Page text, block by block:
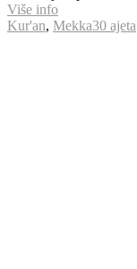
Više info
Kur'an, Mekka30 ajeta